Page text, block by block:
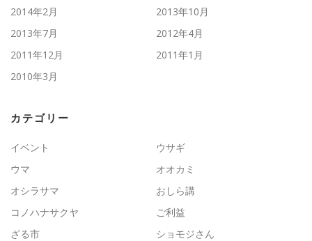
2014年2月
2013年10月
2013年7月
2012年4月
2011年12月
2011年1月
2010年3月
カテゴリー
イベント
ウサギ
ウマ
オオカミ
オシラサマ
おしら講
コノハナサクヤ
ご利益
ざる市
ショモジさん